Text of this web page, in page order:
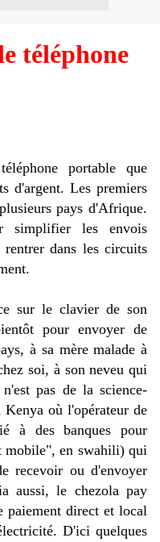
téléphone
portable que
d'argent. Les premiers
pays d'Afrique.
simplifier les envois
dans les circuits
sur le clavier de son
pour envoyer de
à sa mère malade à
soi, à son neveu qui
pas de la science-
où l'opérateur de
à des banques pour
mobile", en swahili) qui
recevoir ou d'envoyer
aussi, le chezola pay
paiement direct et local
D'ici quelques